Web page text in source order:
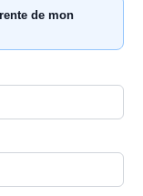
de mon